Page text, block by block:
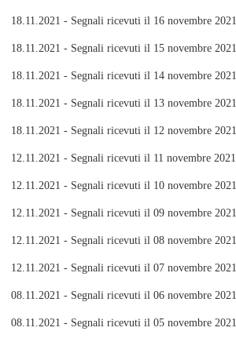
18.11.2021 - Segnali ricevuti il 16 novembre 2021
18.11.2021 - Segnali ricevuti il 15 novembre 2021
18.11.2021 - Segnali ricevuti il 14 novembre 2021
18.11.2021 - Segnali ricevuti il 13 novembre 2021
18.11.2021 - Segnali ricevuti il 12 novembre 2021
12.11.2021 - Segnali ricevuti il 11 novembre 2021
12.11.2021 - Segnali ricevuti il 10 novembre 2021
12.11.2021 - Segnali ricevuti il 09 novembre 2021
12.11.2021 - Segnali ricevuti il 08 novembre 2021
12.11.2021 - Segnali ricevuti il 07 novembre 2021
08.11.2021 - Segnali ricevuti il 06 novembre 2021
08.11.2021 - Segnali ricevuti il 05 novembre 2021